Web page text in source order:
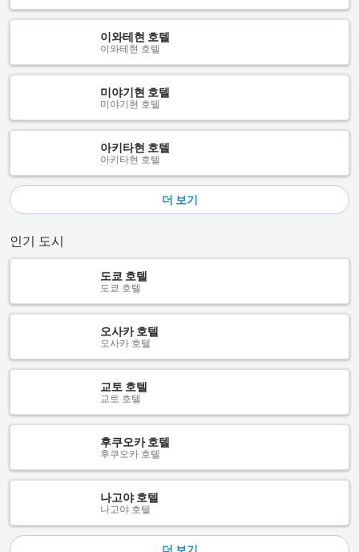
이와테현 호텔
이와테현 호텔
미야기현 호텔
미야기현 호텔
아키타현 호텔
아키타현 호텔
더 보기
인기 도시
도쿄 호텔
도쿄 호텔
오사카 호텔
오사카 호텔
교토 호텔
교토 호텔
후쿠오카 호텔
후쿠오카 호텔
나고야 호텔
나고야 호텔
더 보기